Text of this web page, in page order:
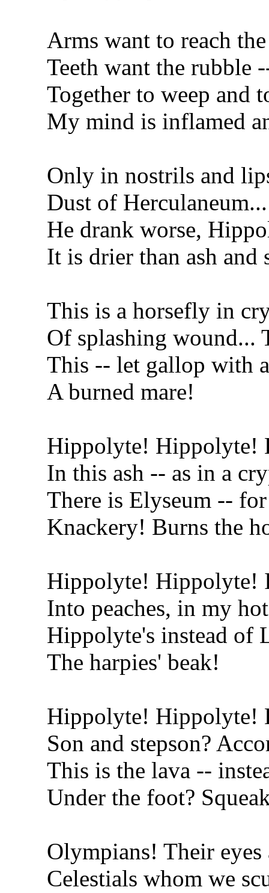
Arms want to reach
Teeth want the rubble
Together to weep and
My mind is inflamed
Only in nostrils and
Dust of
He drank worse,
It is drier than ash and
This is a horsefly in
Of splashing wound...
This -- let gallop with
A burned mare!
Hippolyte! Hippolyte!
In this ash -- as in a
There is Elyseum --
Knackery! Burns the
Hippolyte! Hippolyte!
Into peaches, in my
Hippolyte's instead of
The harpies' beak!
Hippolyte! Hippolyte!
Son and stepson?
This is the lava --
Under the foot?
Olympians! Their eyes
Celestials whom we